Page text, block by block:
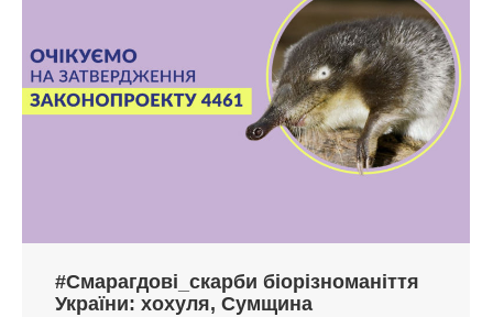
#Смарагдові_скарби біорізноманіття
України: хохуля, Сумщина